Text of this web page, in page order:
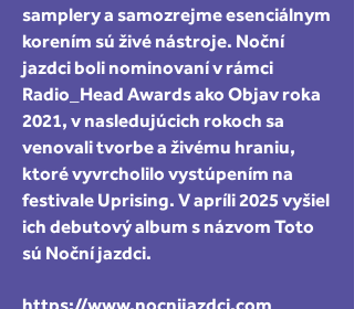
samplery a samozrejme esenciálnym
korením sú živé nástroje. Noční
jazdci boli nominovaní v rámci
Radio_Head Awards ako Objav roka
2021, v nasledujúcich rokoch sa
venovali tvorbe a živému hraniu,
ktoré vyvrcholilo vystúpením na
festivale Uprising. V apríli 2025 vyšiel
ich debutový album s názvom Toto
sú Noční jazdci.
https://www.nocnijazdci.com